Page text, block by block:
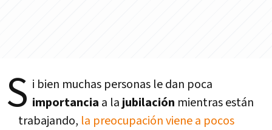
S i bien muchas personas le dan poca
importancia a la jubilación mientras están
trabajando, la preocupación viene a pocos